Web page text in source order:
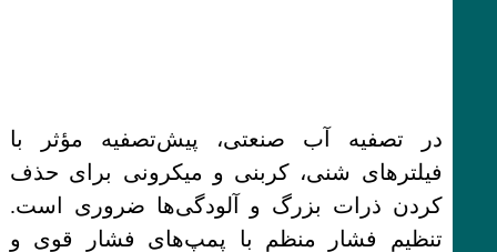
در تصفیه آب صنعتی، پیش‌تصفیه مؤثر با
فیلترهای شنی، کربنی و میکرونی برای حذف
کردن ذرات بزرگ و آلودگی‌ها ضروری است.
تنظیم فشار منظم با پمپ‌های فشار قوی و